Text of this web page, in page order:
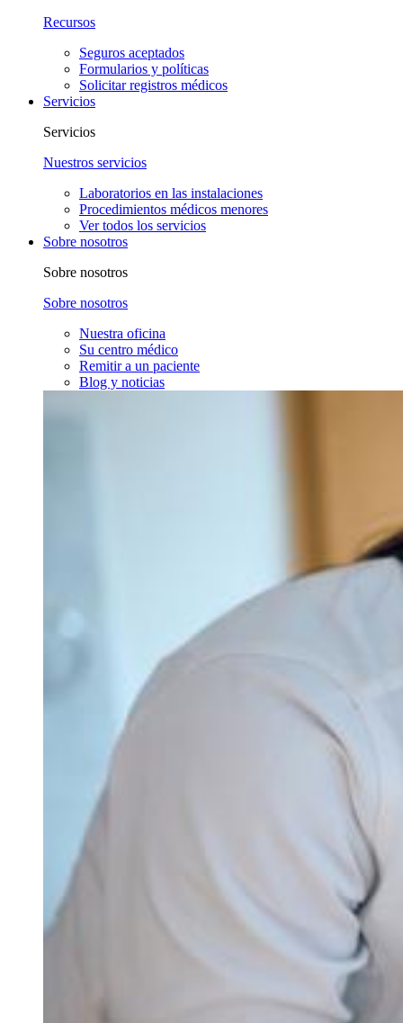
Recursos
Seguros aceptados
Formularios y políticas
Solicitar registros médicos
Servicios
Servicios
Nuestros servicios
Laboratorios en las instalaciones
Procedimientos médicos menores
Ver todos los servicios
Sobre nosotros
Sobre nosotros
Sobre nosotros
Nuestra oficina
Su centro médico
Remitir a un paciente
Blog y noticias